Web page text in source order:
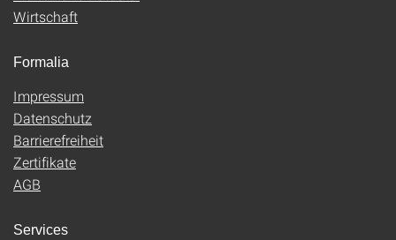
Wirtschaft
Formalia
Impressum
Datenschutz
Barrierefreiheit
Zertifikate
AGB
Services